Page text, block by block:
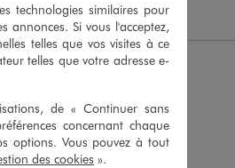
2026 parFlorianne L.
technologies similaires pour
annonces. Si vous l'acceptez,
telles que vos visites à ce
telles que votre adresse e-
de « Continuer sans
concernant chaque
options. Vous pouvez à tout
des cookies ».